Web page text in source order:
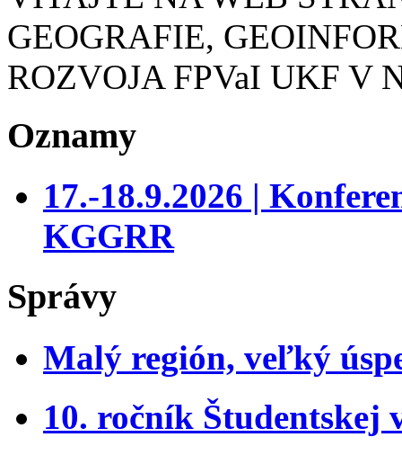
GEOGRAFIE,
ROZVOJA FPVaI UKF V
Oznamy
17.-18.9.2026 |
KGGRR
Správy
Malý región, veľký
10. ročník Študentskej